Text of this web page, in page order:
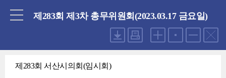
제283회 제3차 총무위원회(2023.03.17 금요일)
제283회 서산시의회(임시회)